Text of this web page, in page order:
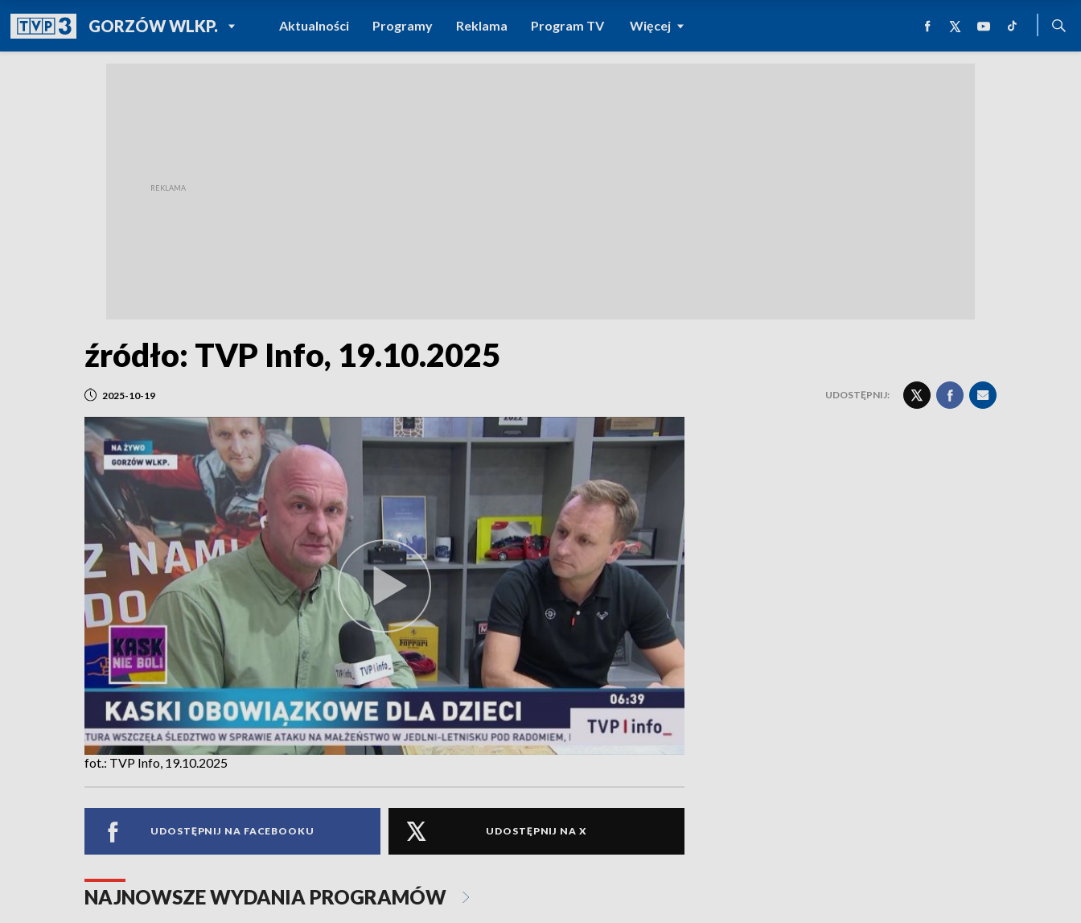
GORZÓW WLKP.POWRÓT DO
TVP REGIONY
Aktualności Programy Reklama Program TV Więcej
źródło: TVP Info, 19.10.2025
2025-10-19 UDOSTĘPNIJ:
fot.: TVP Info, 19.10.2025
UDOSTĘPNIJ NA FACEBOOKU UDOSTĘPNIJ NA X
NAJNOWSZE WYDANIA PROGRAMÓW